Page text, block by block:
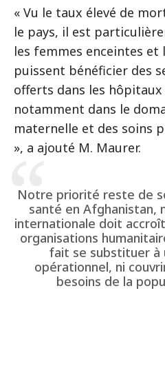
« Vu le taux élevé de
le pays, il est
les femmes enceintes et
puissent bénéficier des
offerts dans les hôpitaux
notamment dans le
maternelle et des soins
», a ajouté M. Maurer.
Notre priorité reste de
santé en Afghanistan,
internationale doit
organisations
fait se substituer à
opérationnel, ni
besoins de la